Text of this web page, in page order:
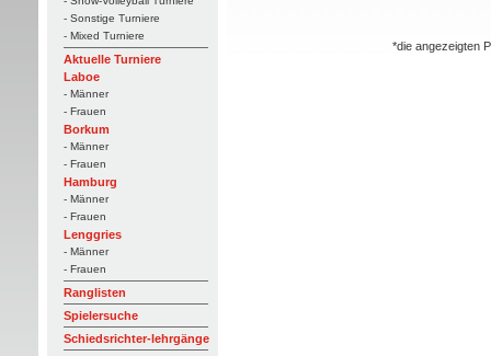
- Sonstige Turniere
- Mixed Turniere
Aktuelle Turniere
Laboe
- Männer
- Frauen
Borkum
- Männer
- Frauen
Hamburg
- Männer
- Frauen
Lenggries
- Männer
- Frauen
Ranglisten
Spielersuche
Schiedsrichter-lehrgänge
*die angezeigten